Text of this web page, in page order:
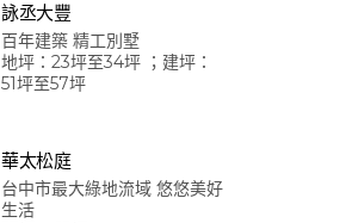
詠丞大豐
百年建築 精工別墅
地坪：23坪至34坪 ；建坪：
51坪至57坪
華太松庭
台中市最大綠地流域 悠悠美好
生活